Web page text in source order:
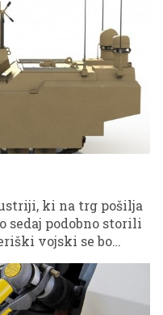
bi tako večino
ekonomične motorje
trend
in indijski
ki na trg pošilja
sedaj podobno storili
vojski se bo